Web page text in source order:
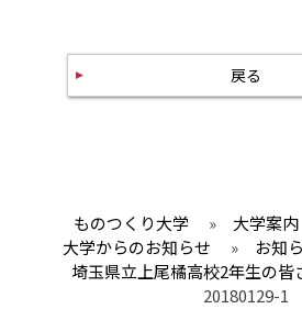
戻る
ものつくり大学 » 大学案内
大学からのお知らせ
» お知
埼玉県立上尾橘高校2年生の皆
20180129-1